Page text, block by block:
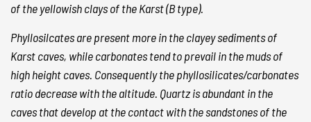
of the yellowish clays of the Karst (B type).
Phyllosilcates are present more in the clayey sediments of
Karst caves, while carbonates tend to prevail in the muds of
high height caves. Consequently the phyllosilicates/carbonates
ratio decrease with the altitude. Quartz is abundant in the
caves that develop at the contact with the sandstones of the